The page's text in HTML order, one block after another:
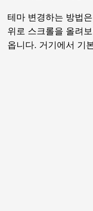
테마 변경하는 방법
위로 스크롤을 올려
옵니다. 거기에서 기